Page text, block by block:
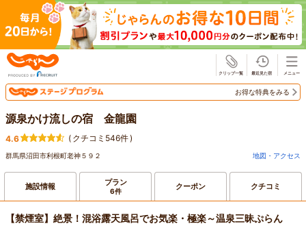
お得な特典をみる
源泉かけ流しの宿 金龍園
4.6 ( クチコミ546件)
群馬県沼田市利根町老神５９２ 地図・アクセス
施設情報 プラン
6件 クーポン クチコミ
【禁煙室】絶景！混浴露天風呂でお気楽・極楽～温泉三昧ぷらん